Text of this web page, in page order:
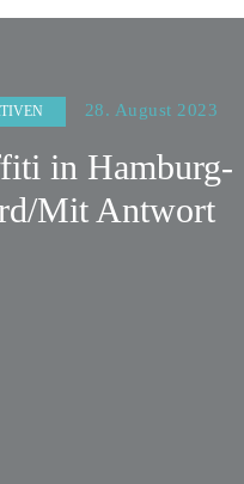
28. August 2023
in Hamburg-
Mit Antwort